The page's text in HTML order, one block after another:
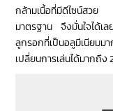
กล้ามเนื้อที่มีดีไซน์สวย
มาตรฐาน จึงมั่นใจได้เ
ลูกรอกที่เป็นอลูมีเนียมม
เปลี่ยนการเล่นได้มากถึง